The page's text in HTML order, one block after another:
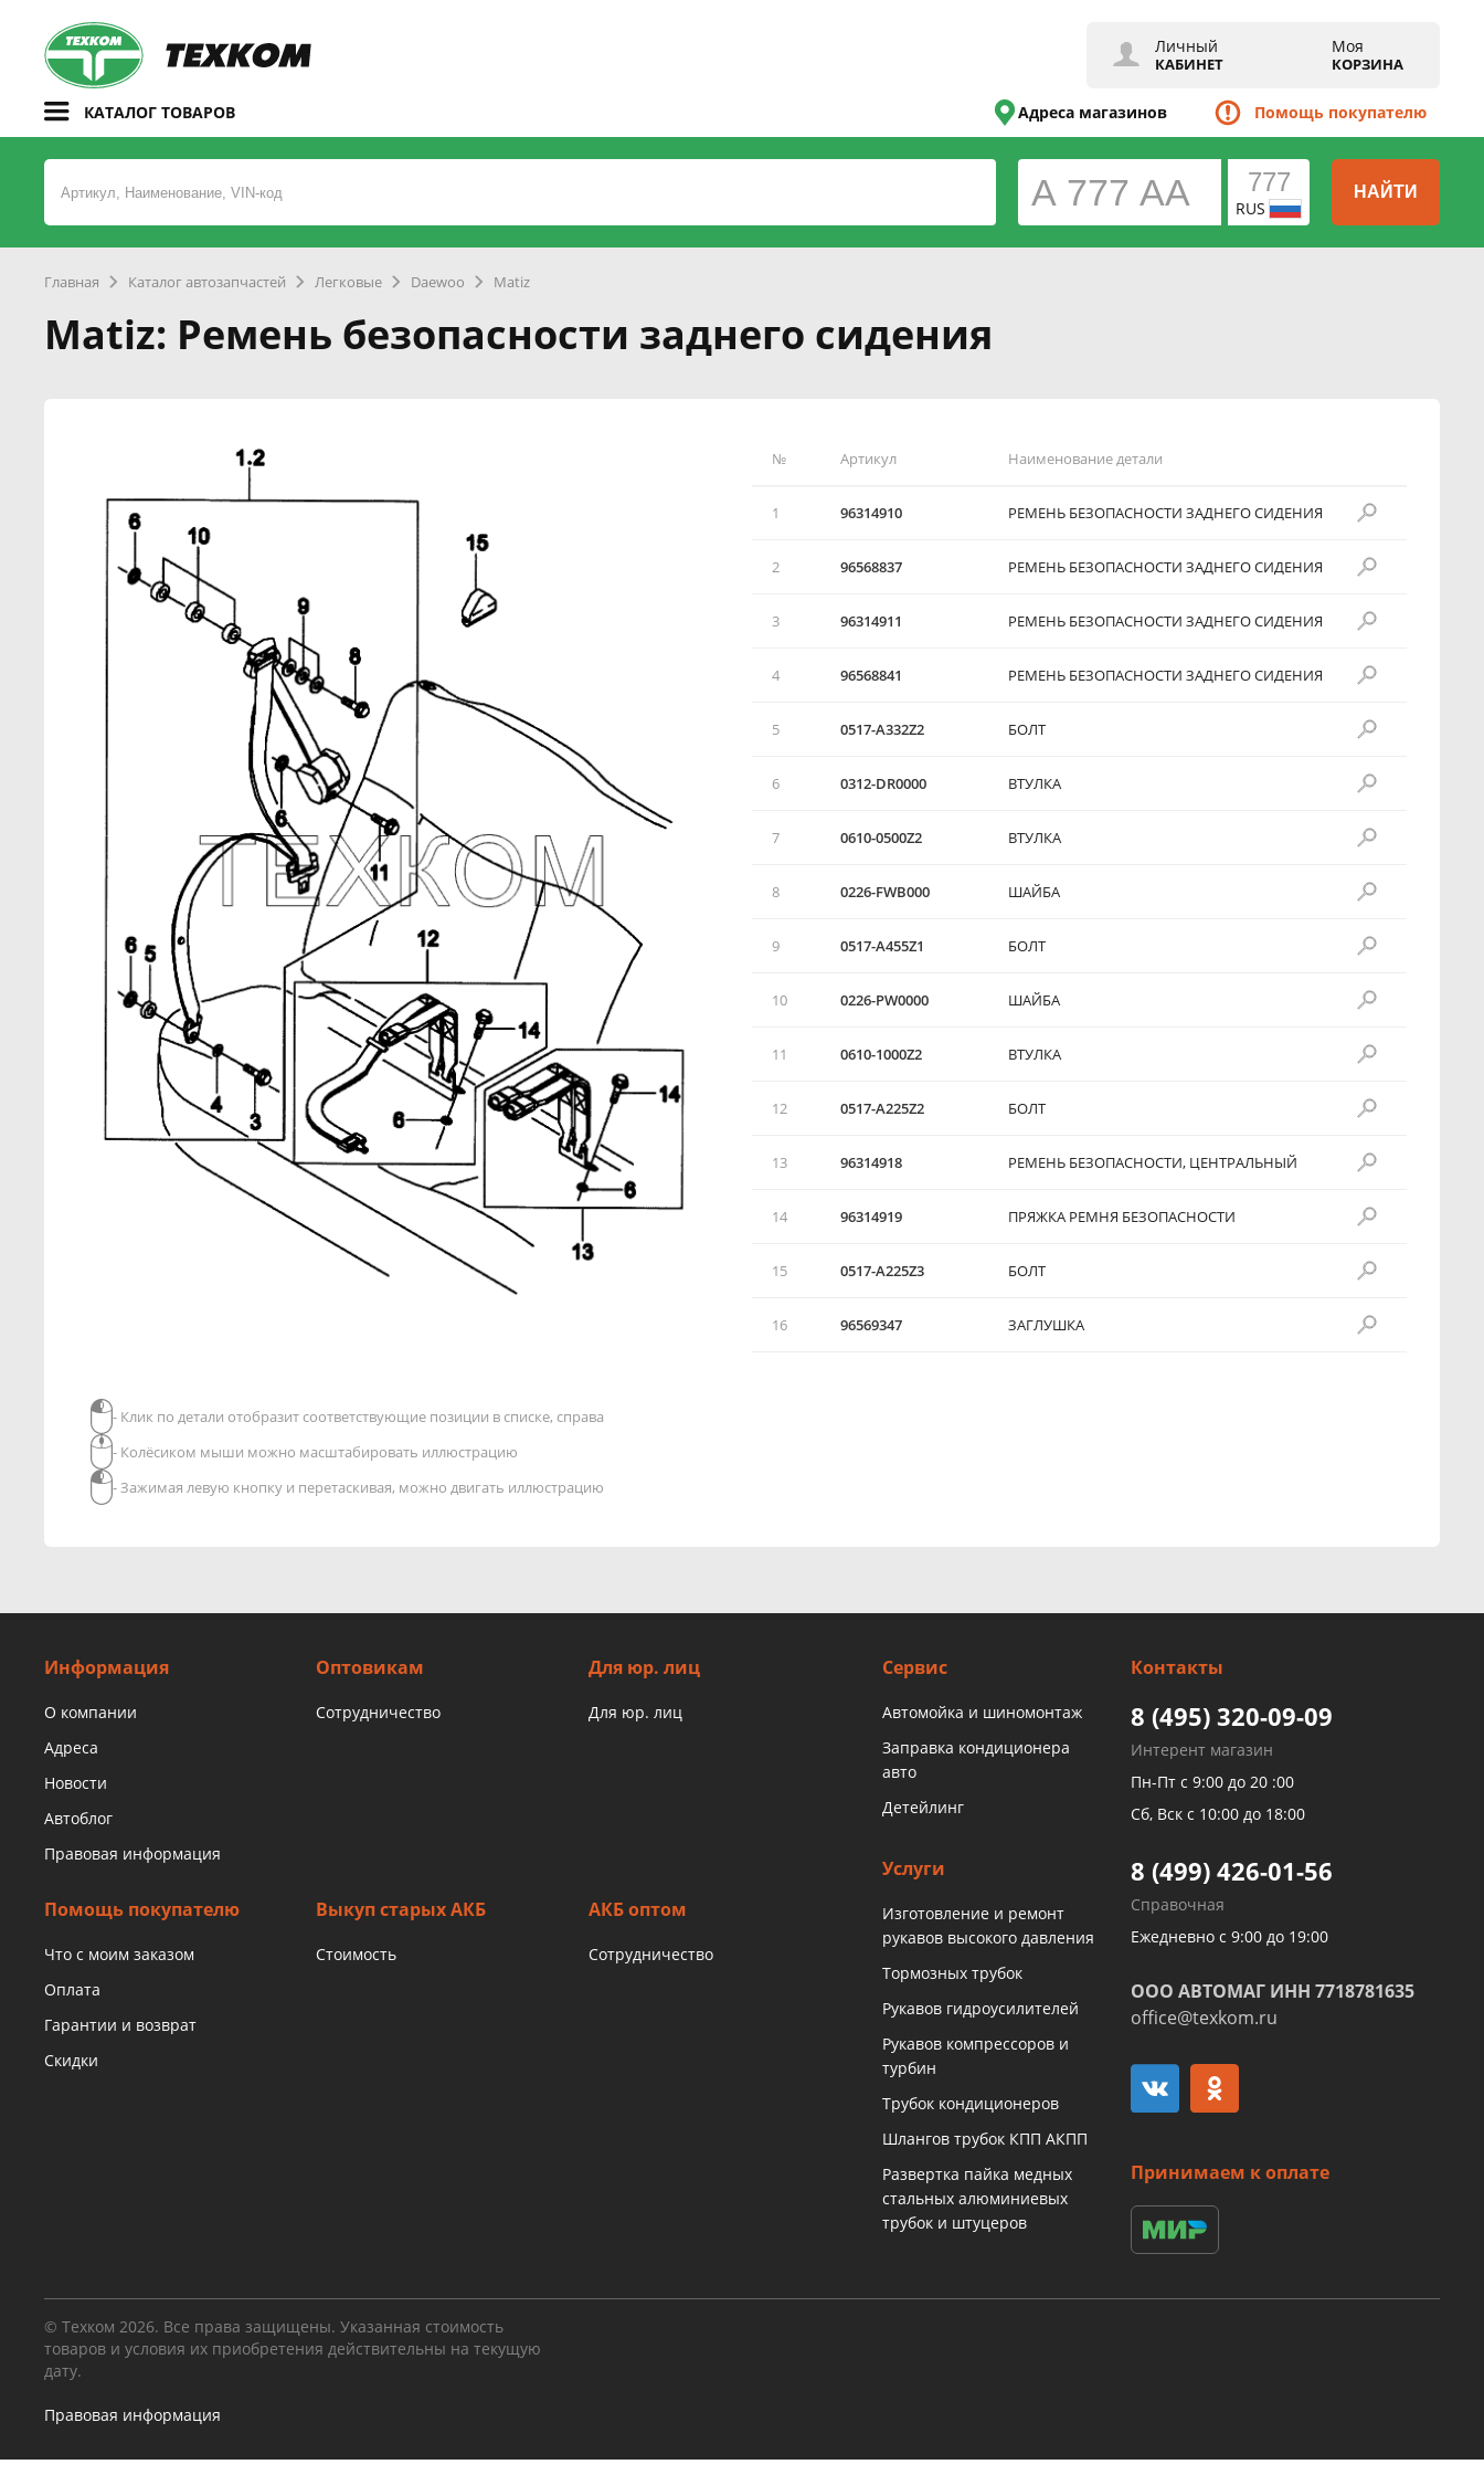
Личный
КАБИНЕТ
Моя
КОРЗИНА
КАТАЛОГ ТОВАРОВ Адреса магазинов Помощь покупателю
RUS
НАЙТИ
Главная Каталог автозапчастей Легковые Daewoo Matiz
Matiz: Ремень безопасности заднего сидения
№ Артикул Наименование детали
1 96314910 РЕМЕНЬ БЕЗОПАСНОСТИ ЗАДНЕГО СИДЕНИЯ
2 96568837 РЕМЕНЬ БЕЗОПАСНОСТИ ЗАДНЕГО СИДЕНИЯ
3 96314911 РЕМЕНЬ БЕЗОПАСНОСТИ ЗАДНЕГО СИДЕНИЯ
4 96568841 РЕМЕНЬ БЕЗОПАСНОСТИ ЗАДНЕГО СИДЕНИЯ
5 0517-А332Z2 БОЛТ
6 0312-DR0000 ВТУЛКА
7 0610-0500Z2 ВТУЛКА
8 0226-FWВ000 ШАЙБА
9 0517-А455Z1 БОЛТ
10 0226-РW0000 ШАЙБА
11 0610-1000Z2 ВТУЛКА
12 0517-А225Z2 БОЛТ
13 96314918 РЕМЕНЬ БЕЗОПАСНОСТИ, ЦЕНТРАЛЬНЫЙ
14 96314919 ПРЯЖКА РЕМНЯ БЕЗОПАСНОСТИ
15 0517-А225Z3 БОЛТ
16 96569347 ЗАГЛУШКА
- Клик по детали отобразит соответствующие позиции в списке, справа
- Колёсиком мыши можно масштабировать иллюстрацию
- Зажимая левую кнопку и перетаскивая, можно двигать иллюстрацию
Информация
О компании
Адреса
Новости
Автоблог
Правовая информация
Оптовикам
Сотрудничество
Для юр. лиц
Для юр. лиц
Помощь покупателю
Что с моим заказом
Оплата
Гарантии и возврат
Скидки
Выкуп старых АКБ
Стоимость
АКБ оптом
Сотрудничество
Сервис
Автомойка и шиномонтаж
Заправка кондиционера
авто
Детейлинг
Услуги
Изготовление и ремонт
рукавов высокого давления
Тормозных трубок
Рукавов гидроусилителей
Рукавов компрессоров и
турбин
Трубок кондиционеров
Шлангов трубок КПП АКПП
Развертка пайка медных
стальных алюминиевых
трубок и штуцеров
Контакты
8 (495) 320-09-09
Интерент магазин
Пн-Пт с 9:00 до 20 :00
Сб, Вск с 10:00 до 18:00
8 (499) 426-01-56
Справочная
Ежедневно с 9:00 до 19:00
ООО АВТОМАГ ИНН 7718781635
office@texkom.ru
Принимаем к оплате
© Техком 2026. Все права защищены. Указанная стоимость
товаров и условия их приобретения действительны на текущую
дату.
Правовая информация